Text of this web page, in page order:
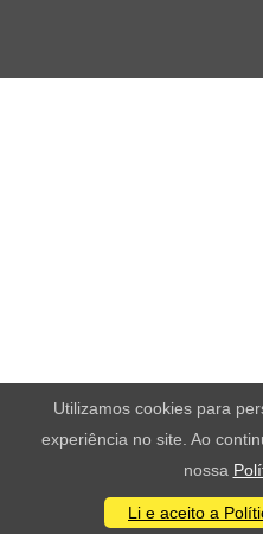
Utilizamos cookies para
experiência no site. Ao
nossa
Li e aceito a